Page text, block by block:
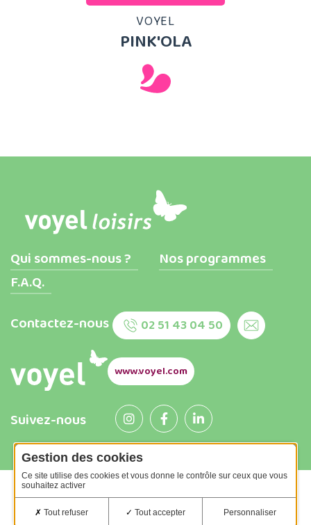
VOYEL
PINK'OLA
Qui sommes-nous ?
Nos programmes
F.A.Q.
Contactez-nous
02 51 43 04 50
www.voyel.com
Suivez-nous
Assurances
Politique de confidentialité
Gestion des cookies
Ce site utilise des cookies et vous donne le contrôle sur ceux que vous
souhaitez activer
Tout refuser Tout accepter Personnaliser